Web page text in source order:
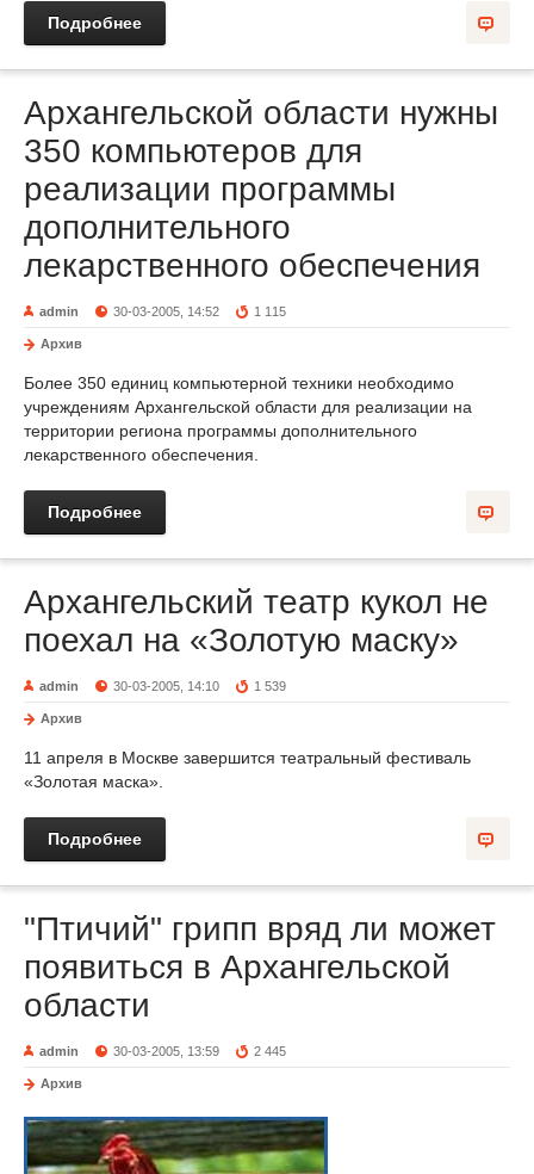
Подробнее
Архангельской области нужны
350 компьютеров для
реализации программы
дополнительного
лекарственного обеспечения
admin 30-03-2005, 14:52 1 115
Архив
Более 350 единиц компьютерной техники необходимо
учреждениям Архангельской области для реализации на
территории региона программы дополнительного
лекарственного обеспечения.
Подробнее
Архангельский театр кукол не
поехал на «Золотую маску»
admin 30-03-2005, 14:10 1 539
Архив
11 апреля в Москве завершится театральный фестиваль
«Золотая маска».
Подробнее
"Птичий" грипп вряд ли может
появиться в Архангельской
области
admin 30-03-2005, 13:59 2 445
Архив